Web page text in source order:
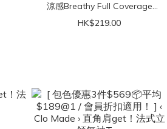
涼感Breathy Full Coverage
Bra Top（可拆胸墊）
HK$219.00